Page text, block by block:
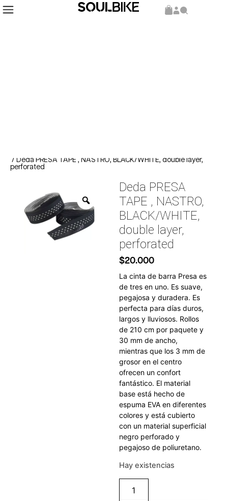
/ Deda PRESA TAPE , NASTRO, BLACK/WHITE, double layer,
perforated
Deda PRESA
TAPE , NASTRO,
BLACK/WHITE,
double layer,
perforated
$20.000
La cinta de barra Presa es
de tres en uno. Es suave,
pegajosa y duradera. Es
perfecta para días duros,
largos y lluviosos. Rollos
de 210 cm por paquete y
30 mm de ancho,
mientras que los 3 mm de
grosor en el centro
ofrecen un confort
fantástico. El material
base está hecho de
espuma EVA en diferentes
colores y está cubierto
con un material superficial
negro perforado y
pegajoso de poliuretano.
Hay existencias